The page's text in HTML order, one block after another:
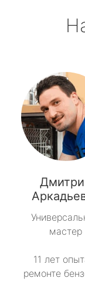
мастер
11 лет
ремонте